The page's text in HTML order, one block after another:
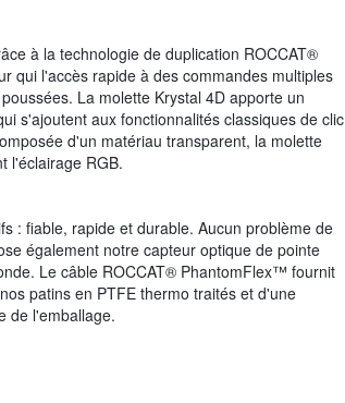
à la technologie de duplication ROCCAT®
qui l'accès rapide à des commandes multiples
La molette Krystal 4D apporte un
s'ajoutent aux fonctionnalités classiques de clic
d'un matériau transparent, la molette
l'éclairage RGB.
: fiable, rapide et durable. Aucun problème de
également notre capteur optique de pointe
Le câble ROCCAT® PhantomFlex™ fournit
patins en PTFE thermo traités et d'une
de l'emballage.